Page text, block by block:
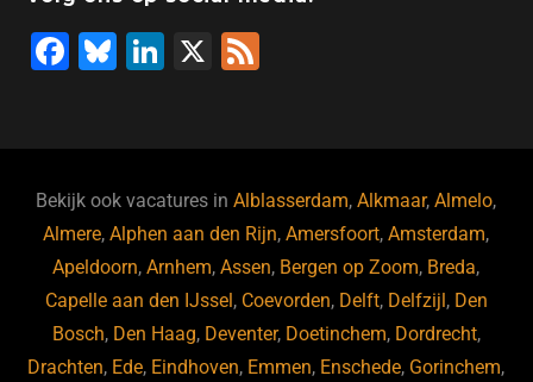
F
b
o
o
k
Bl
ky
Li
dI
n
X
Bekijk ook vacatures inAlblasserdam,Alkmaar,Almelo,
Almere,Alphen aan den Rijn,Amersfoort,Amsterdam,
Apeldoorn,Arnhem,Assen, Bergen op Zoom, Breda,
Capelle aan den IJssel , Coevorden, Delft, Delfzijl , Den
Bosch, Den Haag, Deventer, Doetinchem, Dordrecht,
Drachten, Ede, Eindhoven, Emmen, Enschede, Gorinchem,